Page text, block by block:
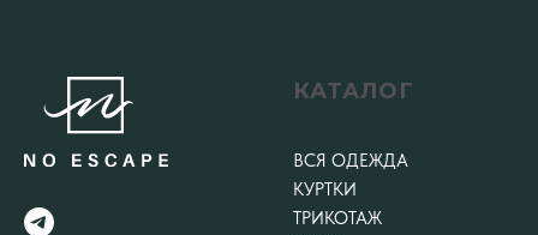
КАТАЛОГ
ВСЯ ОДЕЖДА
КУРТКИ
ТРИКОТАЖ